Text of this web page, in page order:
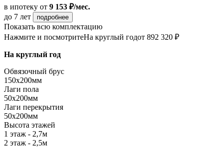
в ипотеку от 9 153 ₽/мес.
до 7 лет
подробнее
Показать всю комплектацию
Нажмите и посмотритеНа круглый годот 892 320 ₽
На круглый год
Обвязочный брус
150х200мм
Лаги пола
50х200мм
Лаги перекрытия
50х200мм
Высота этажей
1 этаж - 2,7м
2 этаж - 2,5м